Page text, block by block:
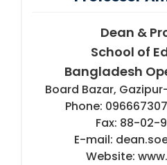
Dean &
School of
Bangladesh
Board Bazar,
Phone:
Fax: 88-02-
E-mail:
Website: